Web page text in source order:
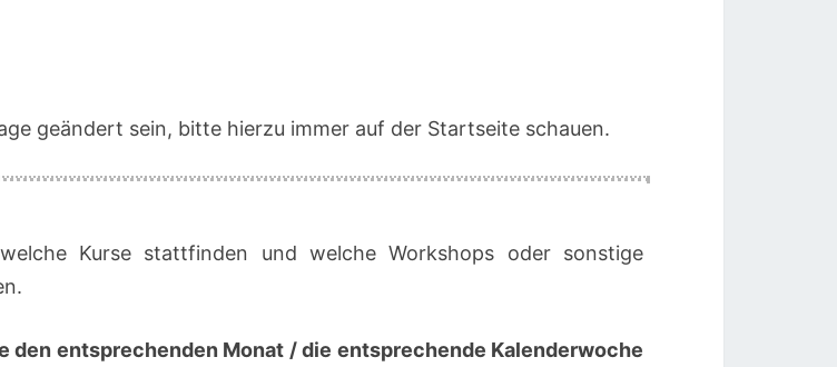
geändert sein, bitte hierzu immer auf der Startseite schauen.
Kurse stattfinden und welche Workshops oder sonstige
den entsprechenden Monat / die entsprechende Kalenderwoche